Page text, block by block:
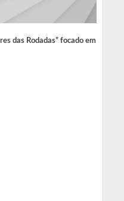
das Rodadas” focado em